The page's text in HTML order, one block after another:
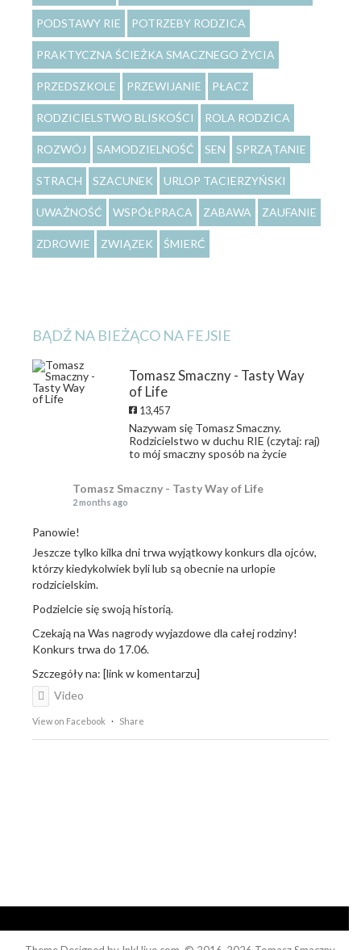
PODSTAWY RIE POTRZEBY RODZICA
PRAKTYCZNA ŚCIEŻKA SMACZNEGO ŻYCIA
PRZEDSZKOLE PRZEWIJANIE PŁACZ
RODZICIELSTWO BLISKOŚCI ROLA RODZICA
ROZWÓJ SAMODZIELNOŚĆ SEN SPRZĄTANIE
STRACH SZACUNEK URLOP TACIERZYŃSKI
UWAŻNOŚĆ WSPÓŁPRACA ZABAWA ZAUFANIE
ZDROWIE ZWIĄZEK ŚMIERĆ
BĄDŹ NA BIEŻĄCO NA FEJSIE
Tomasz Smaczny - Tasty Way
of Life
13,457
Nazywam się Tomasz Smaczny.
Rodzicielstwo w duchu RIE (czytaj: raj)
to mój smaczny sposób na życie
Tomasz Smaczny - Tasty Way of Life
2 months ago
Panowie!
Jeszcze tylko kilka dni trwa wyjątkowy konkurs dla ojców,
którzy kiedykolwiek byli lub są obecnie na urlopie
rodzicielskim.
Podzielcie się swoją historią.
Czekają na Was nagrody wyjazdowe dla całej rodziny!
Konkurs trwa do 17.06.
Szczegóły na: [link w komentarzu]
Video
View on Facebook · Share